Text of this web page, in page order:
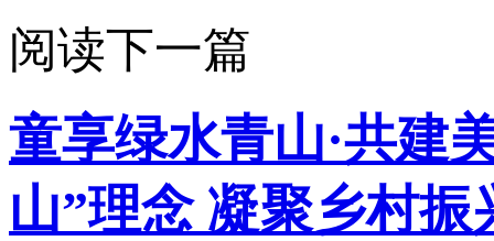
阅读下一篇
童享绿水青山·共建
山”理念 凝聚乡村振